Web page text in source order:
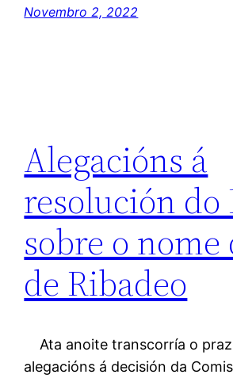
Novembro 2, 2022
Alegacións á
resolución do
sobre o nome
de Ribadeo
Ata anoite transcorría o
alegacións á decisión da